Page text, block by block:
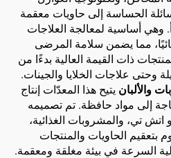
الحساسة إلى حاويات معقمة
أساسية لمعالجة العلاجات
مما يضمن سلامة المرضى
ذات القيمة العالية بدءًا من
وحتى علاجات الخلايا والجينات.
والألبان يتيح هذا المعدّات إنتاج
إلى مواد حافظة. تم تصميمه
تي، والمشروبات الغذائية،
بتعقيم الحاويات والمنتجات
السرعة في بيئة مغلقة ومعقمة.